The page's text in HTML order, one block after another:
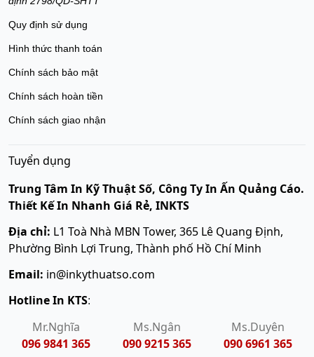
Quy định sử dụng
Hình thức thanh toán
Chính sách bảo mật
Chính sách hoàn tiền
Chính sách giao nhận
Tuyển dụng
Trung Tâm In Kỹ Thuật Số, Công Ty In Ấn Quảng Cáo.
Thiết Kế In Nhanh Giá Rẻ, INKTS
Địa chỉ: L1 Toà Nhà MBN Tower, 365 Lê Quang Định,
Phường Bình Lợi Trung, Thành phố Hồ Chí Minh
Email: in@inkythuatso.com
Hotline In KTS:
Mr.Nghĩa
096 9841 365
Ms.Ngân
090 9215 365
Ms.Duyên
090 6961 365